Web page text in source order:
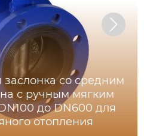
заслонка со средним
с ручным мягким
до DN600 для
отопления